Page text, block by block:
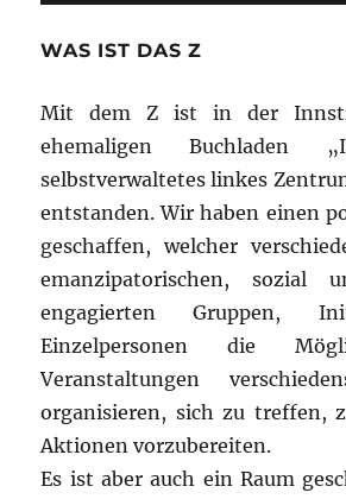
WAS IST DAS Z
Mit dem Z ist in der
ehemaligen Buchladen
selbstverwaltetes linkes
entstanden. Wir haben einen
geschaffen, welcher
emanzipatorischen, sozial
engagierten Gruppen,
Einzelpersonen die
Veranstaltungen
organisieren, sich zu treffen,
Aktionen vorzubereiten.
Es ist aber auch ein Raum